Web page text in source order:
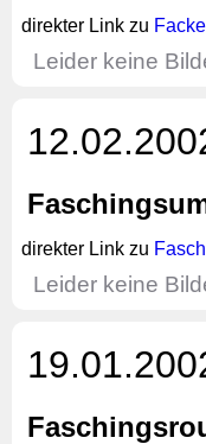
direkter Link zu
Leider keine
direkter Link zu
Leider keine